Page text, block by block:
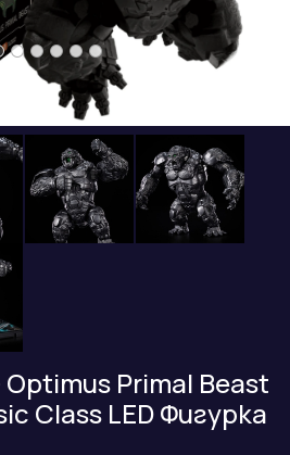
Primal Beast
Class LED Фигурка